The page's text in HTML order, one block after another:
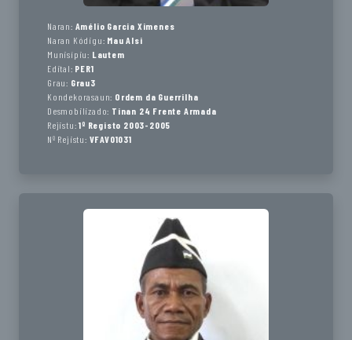
Naran: Amélio Garcia Ximenes
Naran Kódigu: Mau Alsi
Munisípiu: Lautem
Edital: PER1
Grau: Grau3
Kondekorasaun: Ordem da Guerrilha
Desmobilizado: Tinan 24 Frente Armada
Rejistu: 1º Registo 2003-2005
Nº Rejistu: VFAV01031